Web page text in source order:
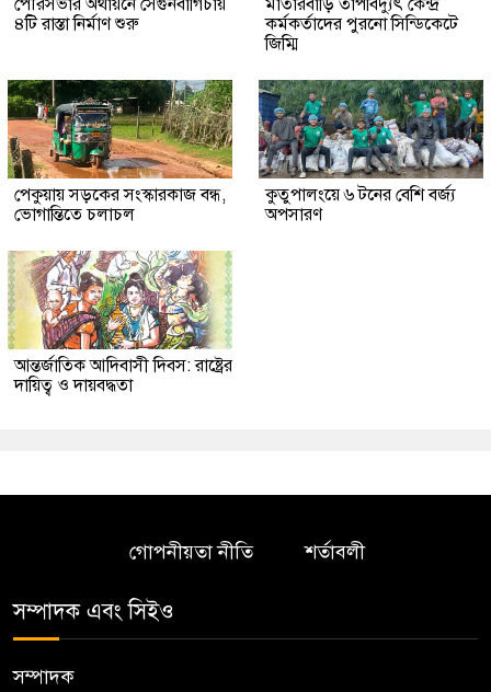
৪টি রাস্তা নির্মাণ শুরু
কর্মকর্তাদের পুরনো সিন্ডিকেটে
জিম্মি
পেকুয়ায় সড়কের সংস্কারকাজ বন্ধ,
ভোগান্তিতে চলাচল
কুতুপালংয়ে ৬ টনের বেশি বর্জ্য
অপসারণ
আন্তর্জাতিক আদিবাসী দিবস: রাষ্ট্রের
দায়িত্ব ও দায়বদ্ধতা
গোপনীয়তা নীতি শর্তাবলী
সম্পাদক এবং সিইও
সম্পাদক